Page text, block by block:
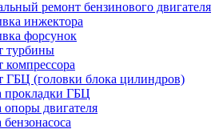
ремонт бензинового двигателя
инжектора
форсунок
турбины
компрессора
ГБЦ (головки блока цилиндров)
прокладки ГБЦ
опоры двигателя
бензонасоса